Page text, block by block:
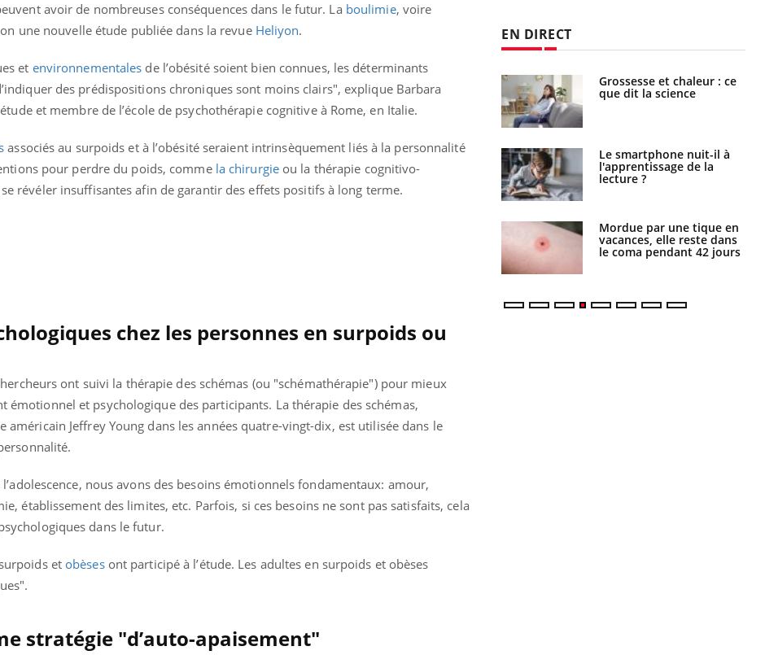
avoir de nombreuses conséquences dans le futur. La boulimie, voire
une nouvelle étude publiée dans la revue Heliyon.
et environnementales de l’obésité soient bien connues, les déterminants
des prédispositions chroniques sont moins clairs", explique Barbara
et membre de l’école de psychothérapie cognitive à Rome, en Italie.
associés au surpoids et à l’obésité seraient intrinsèquement liés à la personnalité
pour perdre du poids, comme la chirurgieou la thérapie cognitivo-
révéler insuffisantes afin de garantir des effets positifs à long terme.
chez les personnes en surpoids ou
ont suivi la thérapie des schémas (ou "schémathérapie") pour mieux
émotionnel et psychologique des participants. La thérapie des schémas,
américain Jeffrey Young dans les années quatre-vingt-dix, est utilisée dans le
nous avons des besoins émotionnels fondamentaux: amour,
établissement des limites, etc. Parfois, si ces besoins ne sont pas satisfaits, cela
dans le futur.
et obèsesont participé à l’étude. Les adultes en surpoids et obèses
stratégie "d’auto-apaisement"
EN DIRECT
t-
Fortes chaleurs :
pourquoi le risque de
noyade grimpe-t-il ?
Le Viagra pourrait-il
freiner la propagation du
cancer ?
Grossesse et chaleur : ce
que dit la science
Le smartphone nuit-il à
l'apprentissage de la
lecture ?
Mordue par une tique en
vacances, elle reste dans
le coma pendant 42 jours
Mordue par un
barracuda, une petite fille
secourue grâce à un
Légionellose en Suisse :
quelle est l’origine de la
contamination ?
Allergies alimentaires :
une nouvelle arme contre
les réactions sévères